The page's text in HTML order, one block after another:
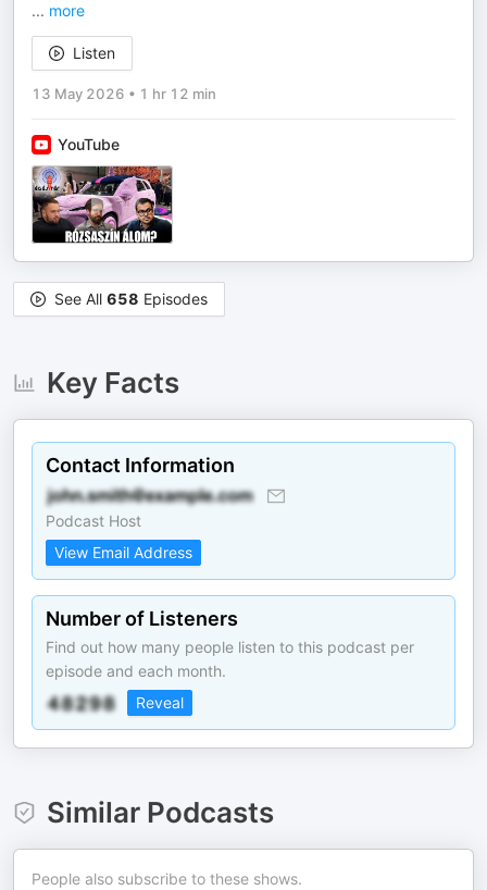
... more
Listen
13 May 2026 • 1 hr 12 min
YouTube
See All 658 Episodes
Key Facts
Contact Information
Podcast Host
View Email Address
Number of Listeners
Find out how many people listen to this podcast per
episode and each month.
Reveal
Similar Podcasts
People also subscribe to these shows.